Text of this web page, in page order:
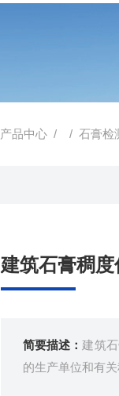
产品中心 / /石膏检
建筑石膏稠度
简要描述：建筑
的生产单位和有